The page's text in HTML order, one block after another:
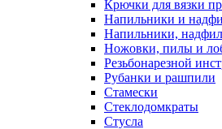
Крючки для вязки
Напильники и
Напильники,
Ножовки, пилы и
Резьбонарезной
Рубанки и рашпили
Стамески
Стеклодомкраты
Стусла